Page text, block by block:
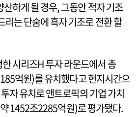
하게 될 경우, 그동안 적자 기조
리는 단숨에 흑자 기조로 전환 할
시리즈H 투자 라운드에서 총
억원)를 유치했다고 현지시간으
자 유치로 앤트로픽의 기업 가치
1452조2285억원)로 평가됐다.